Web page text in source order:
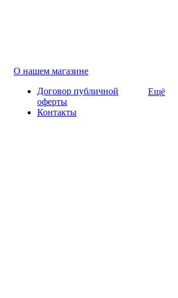
О нашем магазине
Договор публичной
оферты
Контакты
Ещё